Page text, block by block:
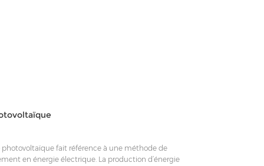
photovoltaïque fait référence à une méthode de
en énergie électrique. La production d’énergie